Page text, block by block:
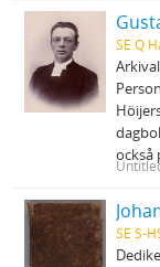
SE Q
också
SE S-